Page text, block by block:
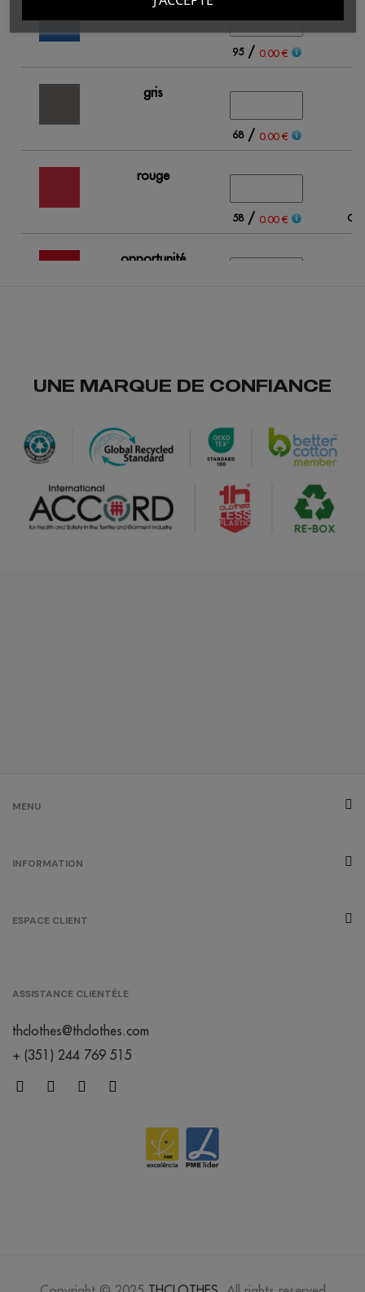
bleu royal
95/ 0.00 €
gris
68/ 0.00 €
rouge
58/ 0.00 €
opportunité
UNE MARQUE DE CONFIANCE
MENU
INFORMATION
ESPACE CLIENT
ASSISTANCE CLIENTÈLE
thclothes@thclothes.com
+ (351) 244 769 515